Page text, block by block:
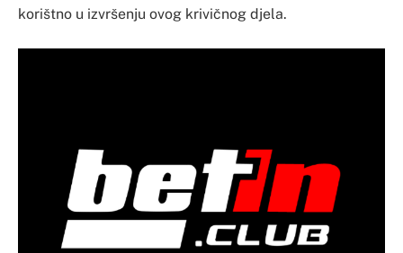
korištno u izvršenju ovog krivičnog djela.